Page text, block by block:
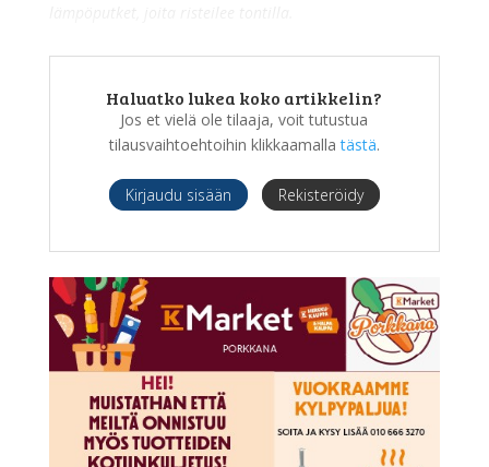
Haluatko lukea koko artikkelin?
Jos et vielä ole tilaaja, voit tutustua
tilausvaihtoehtoihin klikkaamallatästä.
Kirjaudu sisään Rekisteröidy